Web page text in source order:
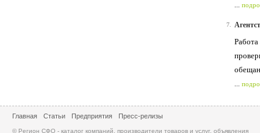
7.
Работа
Главная Статьи Предприятия Пресс-релизы
© Регион СФО - каталог компаний, производители товаров и услуг, объявления